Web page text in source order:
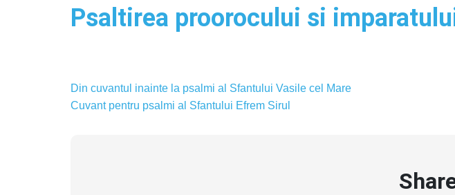
Psaltirea proorocului si
Din cuvantul inainte la psalmi al Sfantului Vasile cel Mare
Cuvant pentru psalmi al Sfantului Efrem Sirul